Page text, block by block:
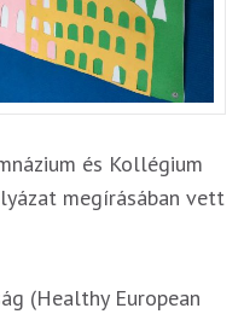
és Kollégium
megírásában vett
(Healthy European